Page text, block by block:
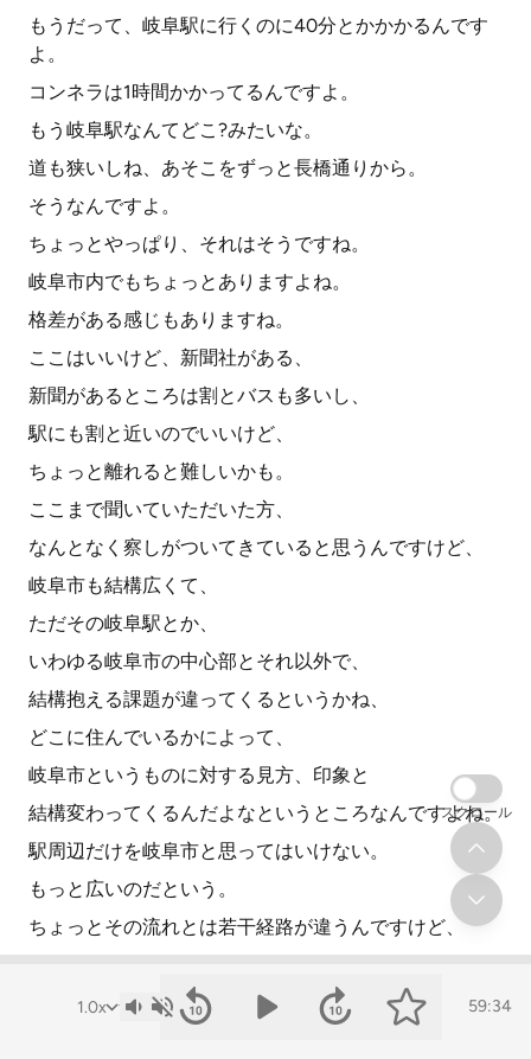
もうだって、岐阜駅に行くのに40分とかかかるんです
よ。
コンネラは1時間かかってるんですよ。
もう岐阜駅なんてどこ?みたいな。
道も狭いしね、あそこをずっと長橋通りから。
そうなんですよ。
ちょっとやっぱり、それはそうですね。
岐阜市内でもちょっとありますよね。
格差がある感じもありますね。
ここはいいけど、新聞社がある、
新聞があるところは割とバスも多いし、
駅にも割と近いのでいいけど、
ちょっと離れると難しいかも。
ここまで聞いていただいた方、
なんとなく察しがついてきていると思うんですけど、
岐阜市も結構広くて、
ただその岐阜駅とか、
いわゆる岐阜市の中心部とそれ以外で、
結構抱える課題が違ってくるというかね、
どこに住んでいるかによって、
岐阜市というものに対する見方、印象と
結構変わってくるんだよなというところなんですよね。
駅周辺だけを岐阜市と思ってはいけない。
もっと広いのだという。
ちょっとその流れとは若干経路が違うんですけど、
住みにくいとおっしゃっていまして、
59:34
スクロール